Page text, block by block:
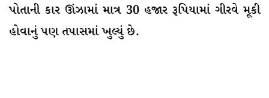
પોતાની કાર ઊંઝામાં માત્ર 30 હજાર રૂપિયામાં ગીરવે મૂકી
હોવાનું પણ તપાસમાં ખુલ્યું છે.